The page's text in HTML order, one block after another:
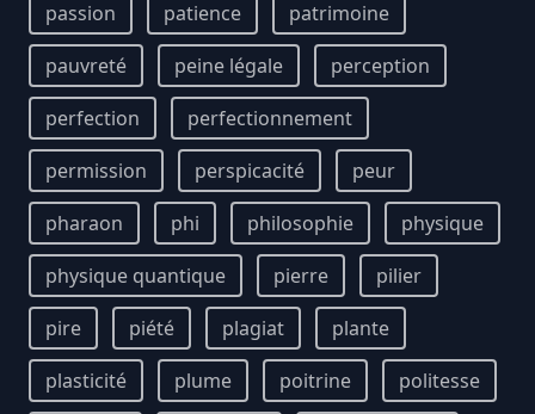
passion
patience
patrimoine
pauvreté
peine légale
perception
perfection
perfectionnement
permission
perspicacité
peur
pharaon
phi philosophie
physique
physique quantique
pierre
pilier
pire
piété plagiat
plante
plasticité
plume poitrine
politesse